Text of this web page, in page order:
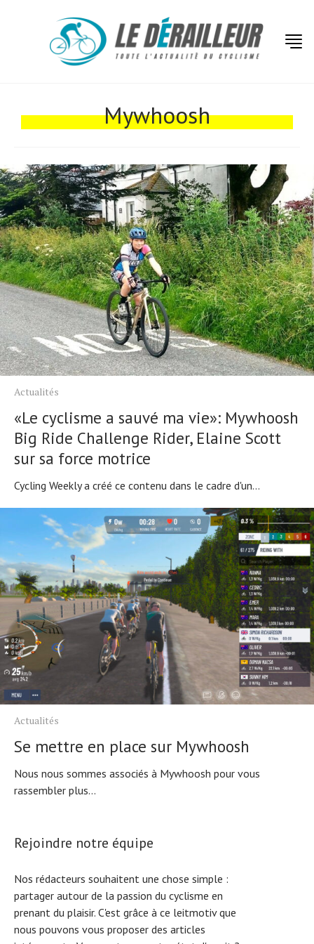
Mywhoosh
Actualités
«Le cyclisme a sauvé ma vie»: Mywhoosh
Big Ride Challenge Rider, Elaine Scott
sur sa force motrice
Cycling Weekly a créé ce contenu dans le cadre d'un...
Actualités
Se mettre en place sur Mywhoosh
Nous nous sommes associés à Mywhoosh pour vous
rassembler plus...
Rejoindre notre équipe
Nos rédacteurs souhaitent une chose simple :
partager autour de la passion du cyclisme en
prenant du plaisir. C'est grâce à ce leitmotiv que
nous pouvons vous proposer des articles
Technologies
Tests de produits
Conseils
Tendances
Tous nos articles
À propos